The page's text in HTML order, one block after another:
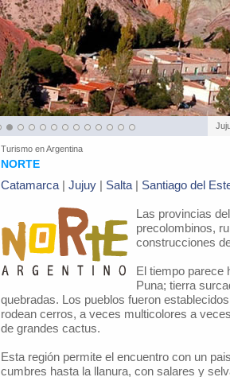
Turismo enArgentina
NORTE
Catamarca | Jujuy | Salta | Santiago del
Las provincias
precolombinos,
construcciones
El tiempo parece
Puna; tierra
quebradas. Los pueblos fueron
rodean cerros, a veces multicolores a
de grandes cactus.
Esta región permite el encuentro con un
cumbres hasta la llanura, con salares y